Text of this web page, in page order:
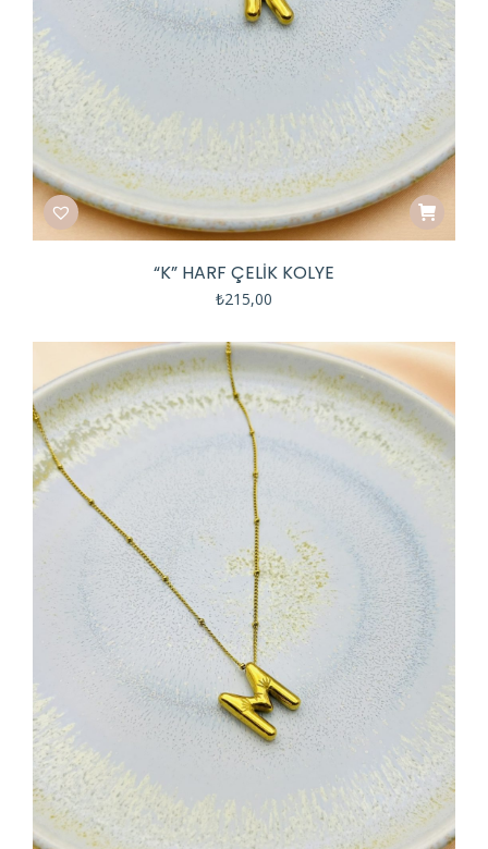
“K” HARF ÇELIK KOLYE
₺215,00